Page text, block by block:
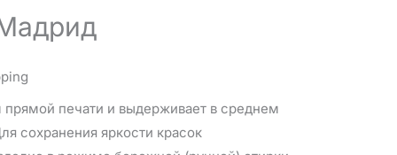
печати и выдерживает в среднем
сохранения яркости красок